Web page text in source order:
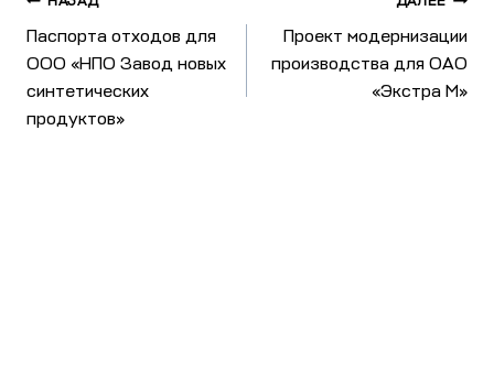
Паспорта отходов для
ООО «НПО Завод новых
синтетических
продуктов»
Проект модернизации
производства для ОАО
«Экстра М»